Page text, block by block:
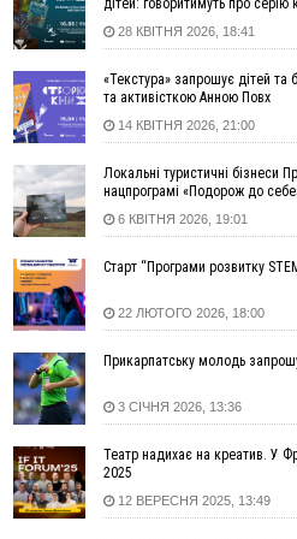
терапію якомога раніше
12:00
Франківця, який у Косові
11:50
Податкова передасть в
чоловіків 18–60 років
11:20
Водійка, яку на
відмовилася від
10:45
У Франківську, Коломиї,
зафіксували рекордну спеку
затримали підозрюваного у
09:22
АМКУ розпочав справу проти
через різні ставки
08:54
Синоптики попереджають про
до кінця п'ятниці
08:45
Нафтогазову площу на межі
06 Серпня
18:46 ФОТО
У Польщі невідомі
дітей: говоритимуть про серію
28 КВІТНЯ 2026, 18:41
«Текстура» запрошує дітей та
та активісткою Анною Повх
14 КВІТНЯ 2026, 21:00
Локальні туристичні бізнеси
нацпрограмі «Подорож до
6 КВІТНЯ 2026, 19:01
Старт “Програми розвитку
22 ЛЮТОГО 2026, 18:00
Прикарпатську молодь
3 СІЧНЯ 2026, 13:36
Театр надихає на креатив. У
2025
12 ВЕРЕСНЯ 2025, 13:49